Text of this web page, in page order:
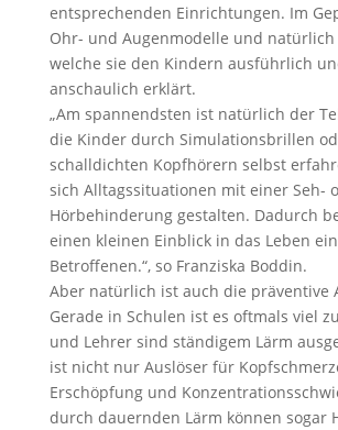
entsprechenden Einrichtungen. Im
Ohr- und Augenmodelle und
welche sie den Kindern ausführlich
anschaulich erklärt.
„Am spannendsten ist natürlich der
die Kinder durch Simulationsbrillen
schalldichten Kopfhörern selbst
sich Alltagssituationen mit einer Seh-
Hörbehinderung gestalten. Dadurch
einen kleinen Einblick in das Leben
Betroffenen.“, so Franziska Boddin.
Aber natürlich ist auch die präventive
Gerade in Schulen ist es oftmals viel
und Lehrer sind ständigem Lärm
ist nicht nur Auslöser für
Erschöpfung und
durch dauernden Lärm können sogar